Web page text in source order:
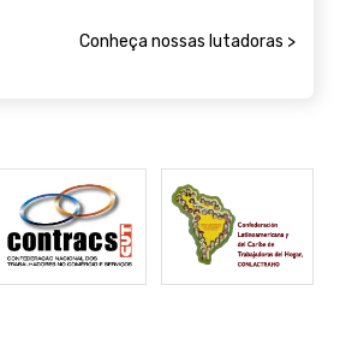
Conheça nossas lutadoras >